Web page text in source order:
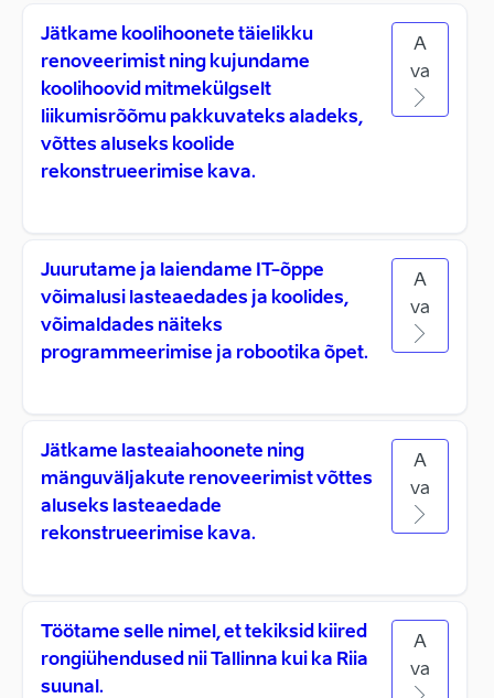
Jätkame koolihoonete täielikku
renoveerimist ning kujundame
koolihoovid mitmekülgselt
liikumisrõõmu pakkuvateks aladeks,
võttes aluseks koolide
rekonstrueerimise kava.
A
va
Juurutame ja laiendame IT-õppe
võimalusi lasteaedades ja koolides,
võimaldades näiteks
programmeerimise ja robootika õpet.
A
va
Jätkame lasteaiahoonete ning
mänguväljakute renoveerimist võttes
aluseks lasteaedade
rekonstrueerimise kava.
A
va
Töötame selle nimel, et tekiksid kiired
rongiühendused nii Tallinna kui ka Riia
suunal.
A
va